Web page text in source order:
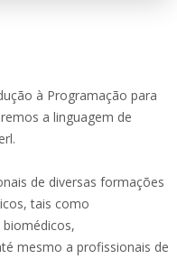
à Programação para
a linguagem de
de diversas formações
tais como
mesmo a profissionais de